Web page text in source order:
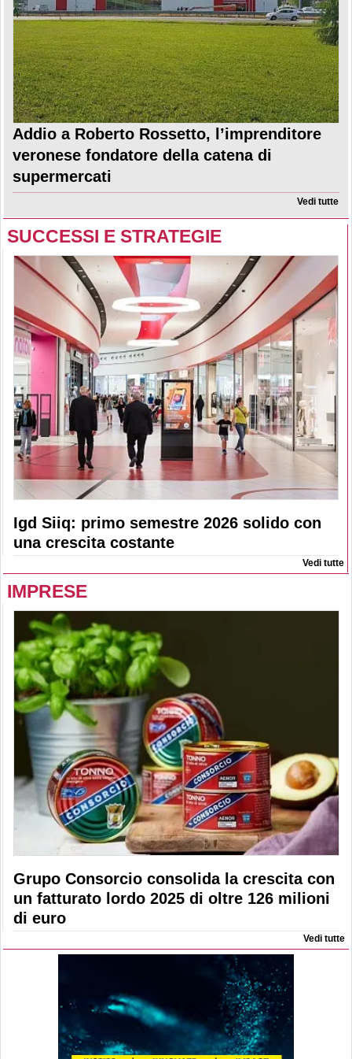
Addio a Roberto Rossetto, l’imprenditore
veronese fondatore della catena di
supermercati
Vedi tutte
SUCCESSI E STRATEGIE
Igd Siiq: primo semestre 2026 solido con
una crescita costante
Vedi tutte
IMPRESE
Grupo Consorcio consolida la crescita con
un fatturato lordo 2025 di oltre 126 milioni
di euro
Vedi tutte